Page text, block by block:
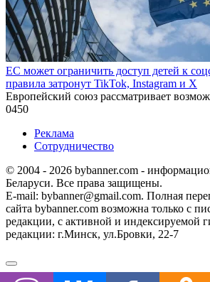
ЕС может ограничить доступ детей к
правила затронут TikTok, Instagram и X
Европейский союз рассматривает
0450
Реклама
Сотрудничество
© 2004 - 2026 bybanner.com -
Беларуси. Все права защищены.
E-mail: bybanner@gmail.com. Полная
сайта bybanner.com возможна только с
редакции, с активной и индексируемой
редакции: г.Минск, ул.Бровки, 22-7